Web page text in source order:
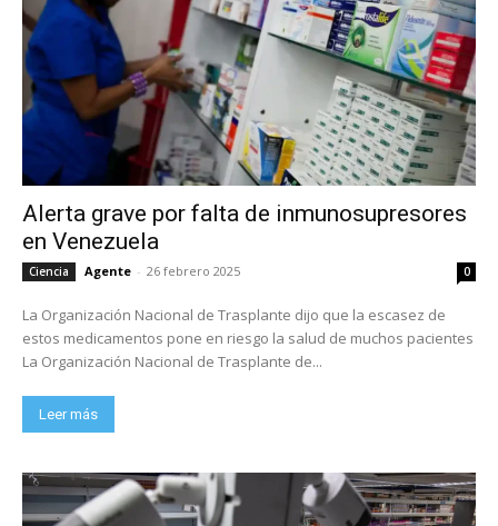
Alerta grave por falta de inmunosupresores
en Venezuela
Ciencia Agente - 26 febrero 2025 0
La Organización Nacional de Trasplante dijo que la escasez de
estos medicamentos pone en riesgo la salud de muchos pacientes
La Organización Nacional de Trasplante de...
Leer más